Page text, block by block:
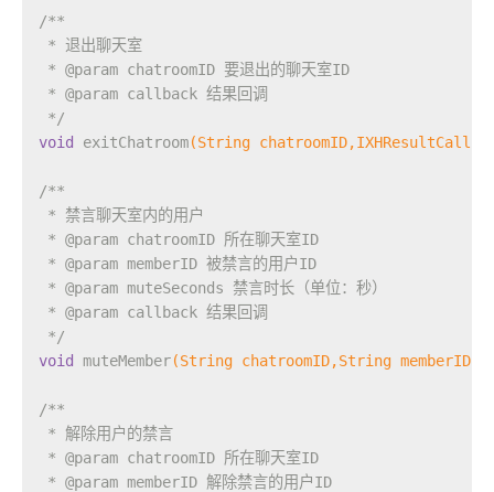
/**
* 退出聊天室
* @param chatroomID 要退出的聊天室ID
* @param callback 结果回调
*/
void
exitChatroom(String
/**
* 禁言聊天室内的用户
* @param chatroomID 所在聊天室ID
* @param memberID 被禁言的用户ID
* @param muteSeconds 禁言时长（单位：秒）
* @param callback 结果回调
*/
void muteMember(String chatroomID,String memberID,
/**
* 解除用户的禁言
* @param chatroomID 所在聊天室ID
* @param memberID 解除禁言的用户ID